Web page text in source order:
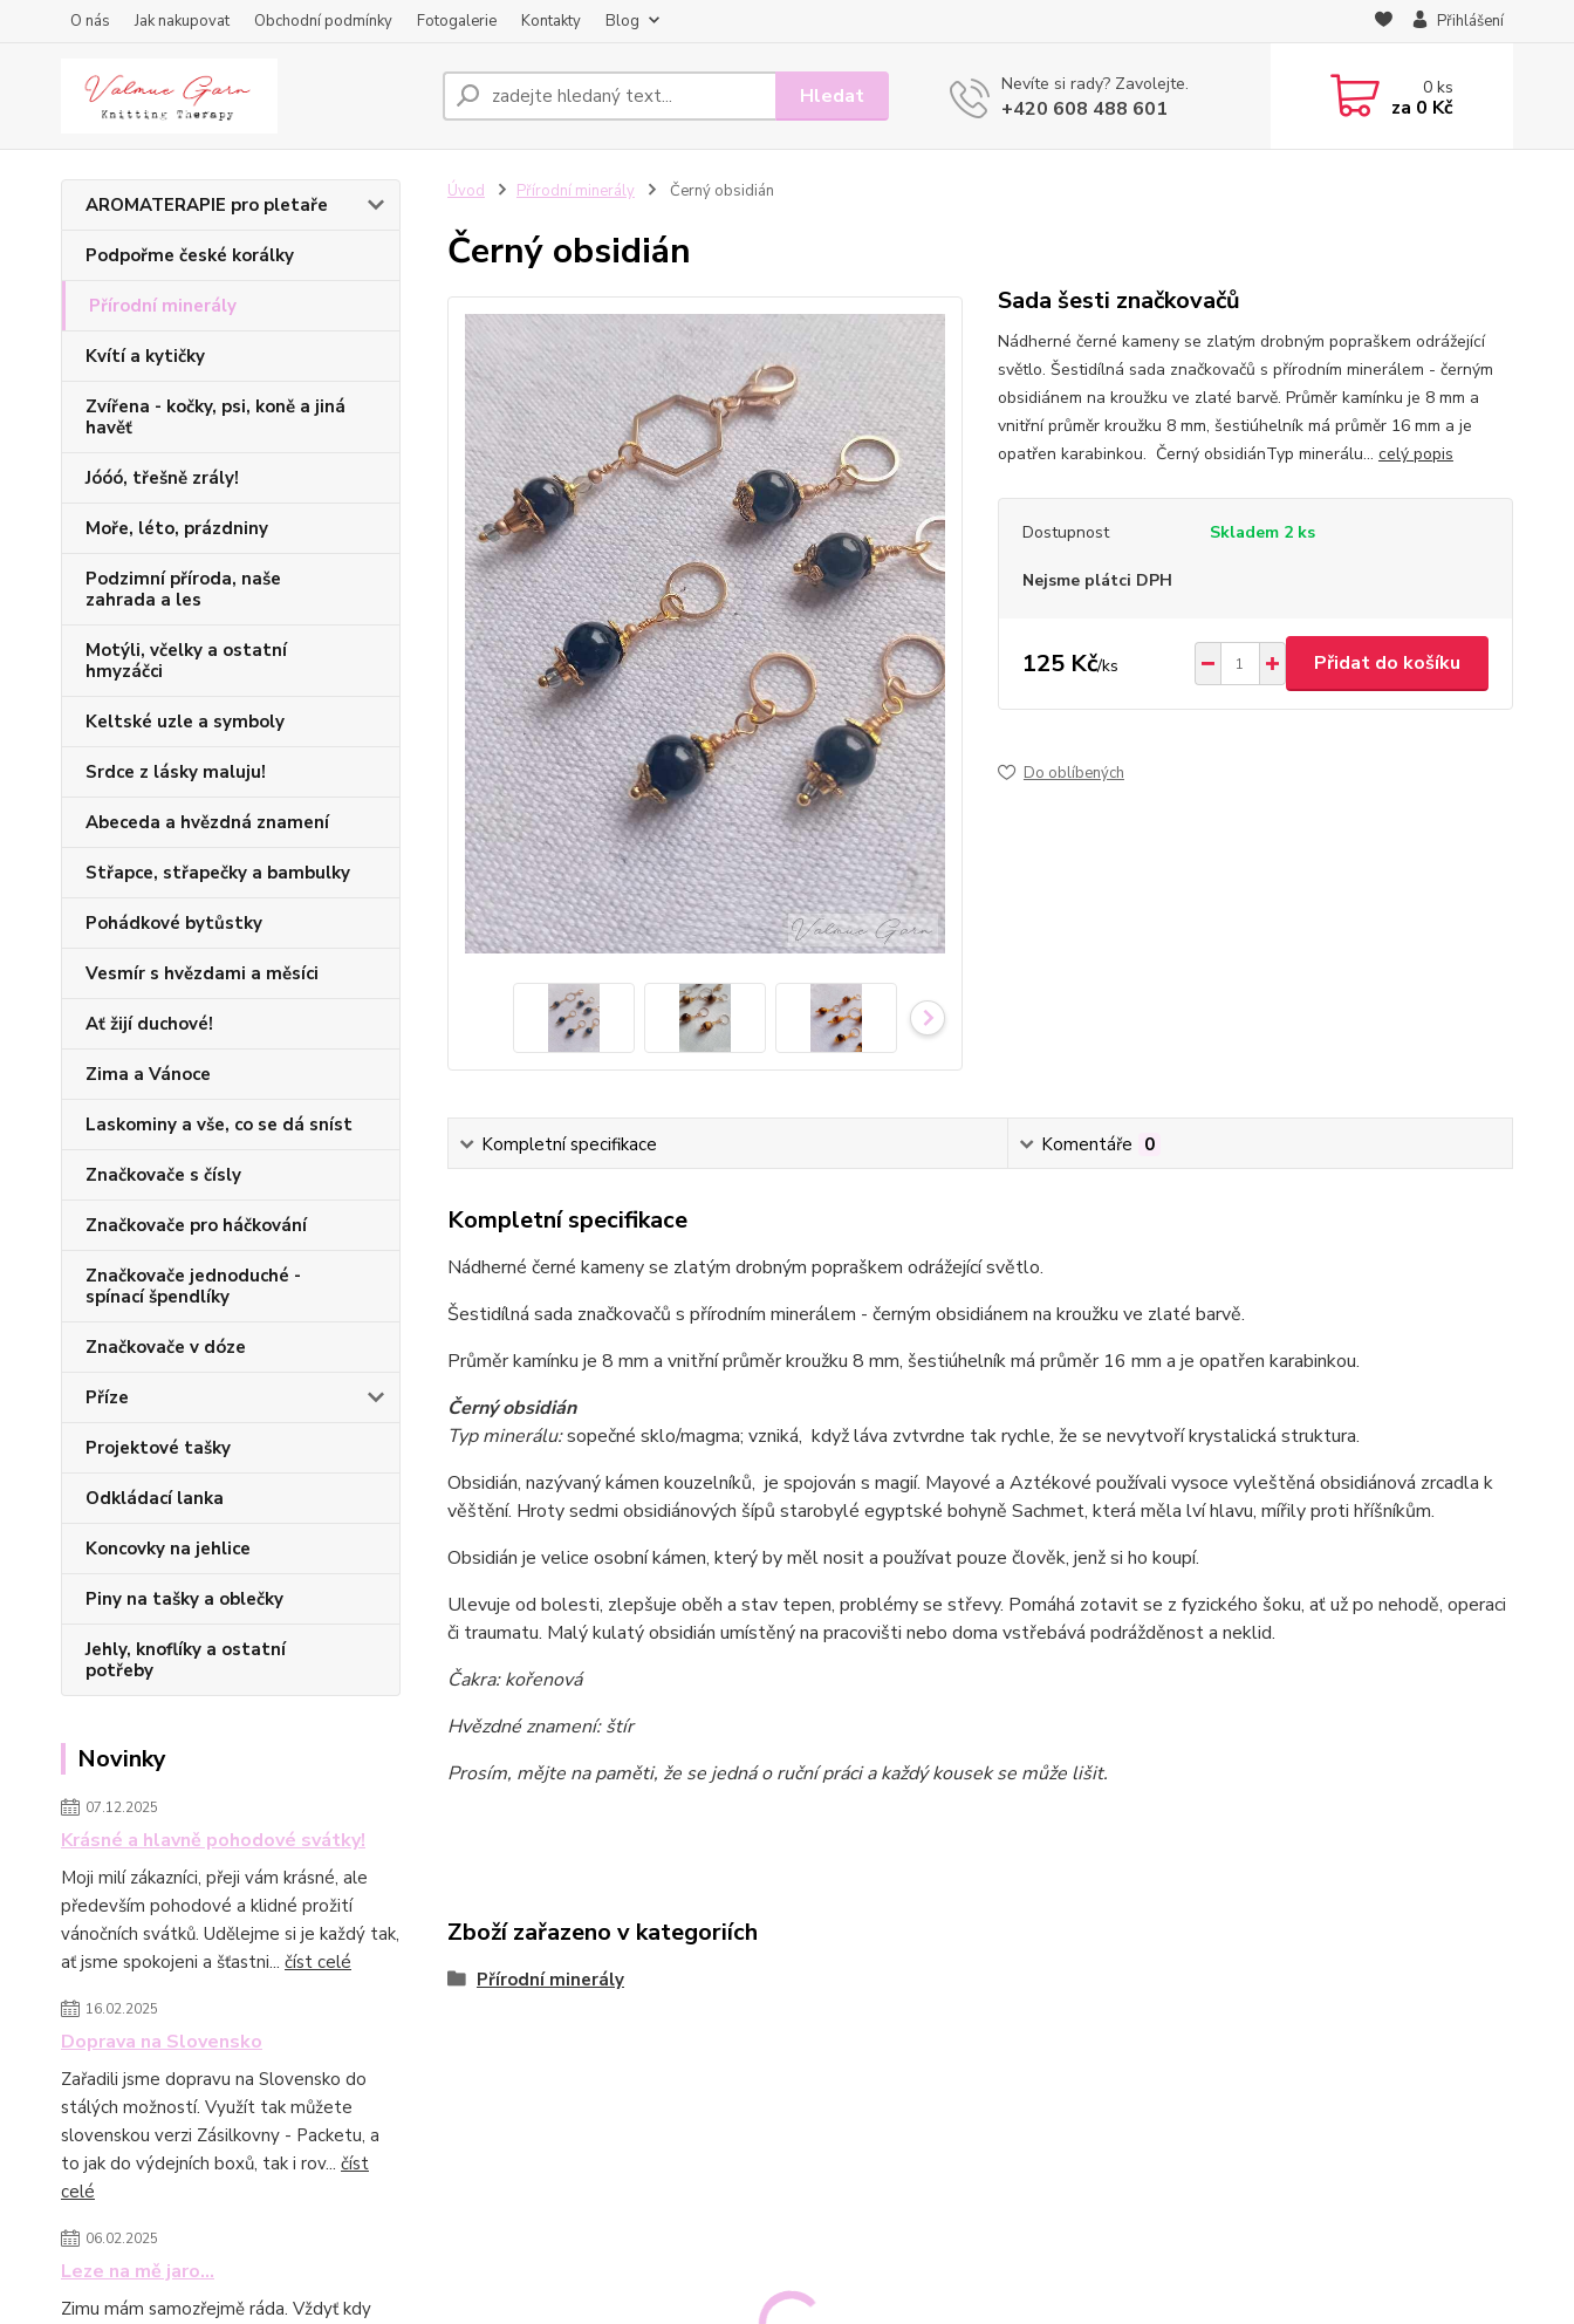
O nás Jak nakupovat Obchodní podmínky Fotogalerie Kontakty Blog Přihlášení
Hledat Nevíte si rady? Zavolejte.
+420 608 488 601
0ks
za 0 Kč
AROMATERAPIE pro pletaře
Podpořme české korálky
Přírodní minerály
Kvítí a kytičky
Zvířena - kočky, psi, koně a jiná
havěť
Jóóó, třešně zrály!
Moře, léto, prázdniny
Podzimní příroda, naše
zahrada a les
Motýli, včelky a ostatní
hmyzáčci
Keltské uzle a symboly
Srdce z lásky maluju!
Abeceda a hvězdná znamení
Střapce, střapečky a bambulky
Pohádkové bytůstky
Vesmír s hvězdami a měsíci
Ať žijí duchové!
Zima a Vánoce
Laskominy a vše, co se dá sníst
Značkovače s čísly
Značkovače pro háčkování
Značkovače jednoduché -
spínací špendlíky
Značkovače v dóze
Příze
Projektové tašky
Odkládací lanka
Koncovky na jehlice
Piny na tašky a oblečky
Jehly, knoflíky a ostatní
potřeby
Novinky
07.12.2025
Krásné a hlavně pohodové svátky!
Moji milí zákazníci, přeji vám krásné, ale
především pohodové a klidné prožití
vánočních svátků. Udělejme si je každý tak,
ať jsme spokojeni a šťastni... číst celé
16.02.2025
Doprava na Slovensko
Zařadili jsme dopravu na Slovensko do
stálých možností. Využít tak můžete
slovenskou verzi Zásilkovny - Packetu, a
to jak do výdejních boxů, tak i rov... číst
celé
06.02.2025
Leze na mě jaro...
Zimu mám samozřejmě ráda. Vždyť kdy
Úvod Přírodní minerály Černý obsidián
Černý obsidián
Sada šesti značkovačů
Nádherné černé kameny se zlatým drobným popraškem odrážející
světlo. Šestidílná sada značkovačů s přírodním minerálem - černým
obsidiánem na kroužku ve zlaté barvě. Průměr kamínku je 8 mm a
vnitřní průměr kroužku 8 mm, šestiúhelník má průměr 16 mm a je
opatřen karabinkou. Černý obsidiánTyp minerálu... celý popis
Dostupnost Skladem 2 ks
Nejsme plátci DPH
125 Kč/ks Přidat do košíku
Do oblíbených
Kompletní specifikace Komentáře 0
Kompletní specifikace
Nádherné černé kameny se zlatým drobným popraškem odrážející světlo.
Šestidílná sada značkovačů s přírodním minerálem - černým obsidiánem na kroužku ve zlaté barvě.
Průměr kamínku je 8 mm a vnitřní průměr kroužku 8 mm, šestiúhelník má průměr 16 mm a je opatřen karabinkou.
Černý obsidián
Typ minerálu:sopečné sklo/magma; vzniká, když láva zvtvrdne tak rychle, že se nevytvoří krystalická struktura.
Obsidián, nazývaný kámen kouzelníků, je spojován s magií. Mayové a Aztékové používali vysoce vyleštěná obsidiánová zrcadla k
věštění. Hroty sedmi obsidiánových šípů starobylé egyptské bohyně Sachmet, která měla lví hlavu, mířily proti hříšníkům.
Obsidián je velice osobní kámen, který by měl nosit a používat pouze člověk, jenž si ho koupí.
Ulevuje od bolesti, zlepšuje oběh a stav tepen, problémy se střevy. Pomáhá zotavit se z fyzického šoku, ať už po nehodě, operaci
či traumatu. Malý kulatý obsidián umístěný na pracovišti nebo doma vstřebává podrážděnost a neklid.
Čakra: kořenová
Hvězdné znamení: štír
Prosím, mějte na paměti, že se jedná o ruční práci a každý kousek se může lišit.
Zboží zařazeno v kategoriích
Přírodní minerály